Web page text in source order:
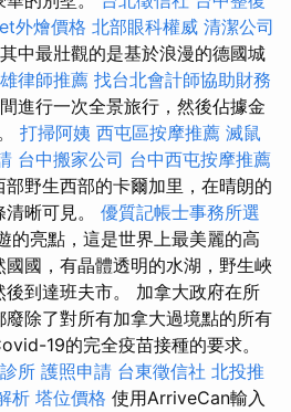
外燴價格 北部眼科權威 清潔公司
其中最壯觀的是基於浪漫的德國城
律師推薦 找台北會計師協助財務
進行一次全景旅行，然後佔據金
打掃阿姨 西屯區按摩推薦 滅鼠
台中搬家公司 台中西屯按摩推薦
野生西部的卡爾加里，在晴朗的
晰可見。 優質記帳士事務所選
的亮點，這是世界上最美麗的高
國，有晶體透明的水湖，野生峽
到達班夫市。 加拿大政府在所
除了對所有加拿大過境點的所有
19的完全疫苗接種的要求。
所 護照申請 台東徵信社 北投推
析 塔位價格 使用ArriveCan輸入